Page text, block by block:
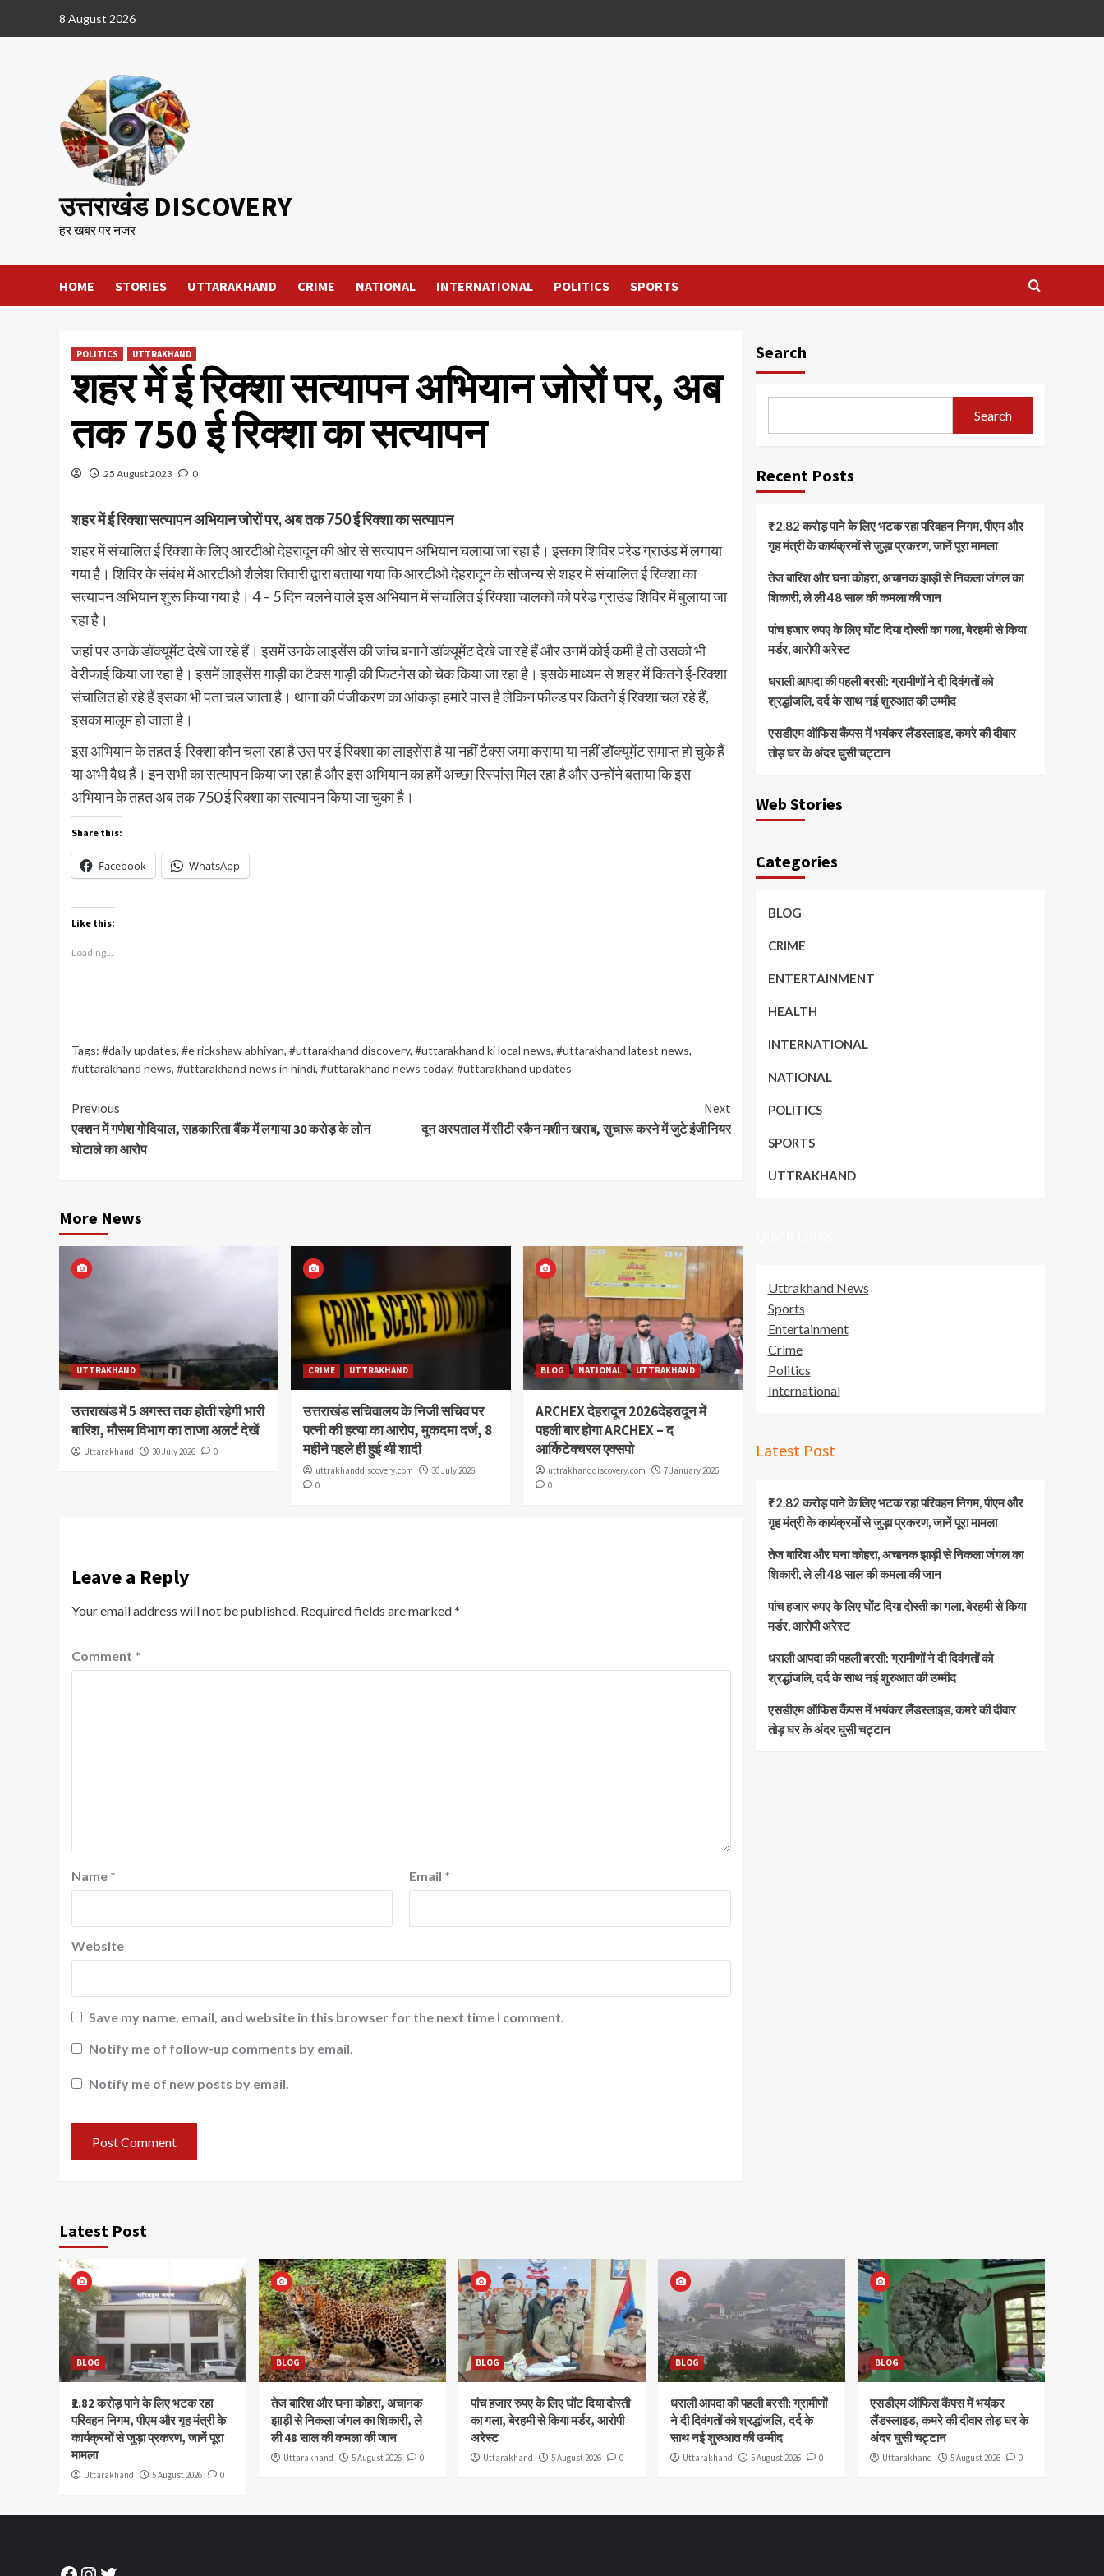
8 August 2026
उत्तराखंड DISCOVERY
हर खबर पर नजर
HOME STORIES UTTARAKHAND CRIME NATIONAL INTERNATIONAL POLITICS SPORTS
POLITICS UTTRAKHAND
शहर में ई रिक्शा सत्यापन अभियान जोरों पर, अब
तक 750 ई रिक्शा का सत्यापन
25 August 2023 0
शहर में ई रिक्शा सत्यापन अभियान जोरों पर, अब तक 750 ई रिक्शा का सत्यापन
शहर में संचालित ई रिक्शा के लिए आरटीओ देहरादून की ओर से सत्यापन अभियान चलाया जा रहा है। इसका शिविर परेड ग्राउंड में लगाया
गया है। शिविर के संबंध में आरटीओ शैलेश तिवारी द्वारा बताया गया कि आरटीओ देहरादून के सौजन्य से शहर में संचालित ई रिक्शा का
सत्यापन अभियान शुरू किया गया है। 4 – 5 दिन चलने वाले इस अभियान में संचालित ई रिक्शा चालकों को परेड ग्राउंड शिविर में बुलाया जा
रहा है।
जहां पर उनके डॉक्यूमेंट देखे जा रहे हैं। इसमें उनके लाइसेंस की जांच बनाने डॉक्यूमेंट देखे जा रहे हैं और उनमें कोई कमी है तो उसको भी
वेरीफाई किया जा रहा है। इसमें लाइसेंस गाड़ी का टैक्स गाड़ी की फिटनेस को चेक किया जा रहा है। इसके माध्यम से शहर में कितने ई-रिक्शा
संचालित हो रहे हैं इसका भी पता चल जाता है। थाना की पंजीकरण का आंकड़ा हमारे पास है लेकिन फील्ड पर कितने ई रिक्शा चल रहे हैं,
इसका मालूम हो जाता है।
इस अभियान के तहत ई-रिक्शा कौन चला रहा है उस पर ई रिक्शा का लाइसेंस है या नहीं टैक्स जमा कराया या नहीं डॉक्यूमेंट समाप्त हो चुके हैं
या अभी वैध हैं। इन सभी का सत्यापन किया जा रहा है और इस अभियान का हमें अच्छा रिस्पांस मिल रहा है और उन्होंने बताया कि इस
अभियान के तहत अब तक 750 ई रिक्शा का सत्यापन किया जा चुका है।
Share this:
Facebook WhatsApp
Like this:
Loading...
Tags: #daily updates, #e rickshaw abhiyan, #uttarakhand discovery, #uttarakhand ki local news, #uttarakhand latest news,
#uttarakhand news, #uttarakhand news in hindi, #uttarakhand news today, #uttarakhand updates
Continue
Reading
Previous
एक्शन में गणेश गोदियाल, सहकारिता बैंक में लगाया 30 करोड़ के लोन
घोटाले का आरोप
Next
दून अस्पताल में सीटी स्कैन मशीन खराब, सुचारू करने में जुटे इंजीनियर
More News
UTTRAKHAND
उत्तराखंड में 5 अगस्त तक होती रहेगी भारी
बारिश, मौसम विभाग का ताजा अलर्ट देखें
Uttarakhand 30 July 2026 0
CRIME UTTRAKHAND
उत्तराखंड सचिवालय के निजी सचिव पर
पत्नी की हत्या का आरोप, मुकदमा दर्ज, 8
महीने पहले ही हुई थी शादी
uttrakhanddiscovery.com
30 July 2026
0
BLOG NATIONAL UTTRAKHAND
ARCHEX देहरादून 2026देहरादून में
पहली बार होगा ARCHEX – द
आर्किटेक्चरल एक्सपो
uttrakhanddiscovery.com
7 January 2026
0
Leave a Reply
Your email address will not be published. Required fields are marked*
Comment *
Name * Email *
Website
Save my name, email, and website in this browser for the next time I comment.
Notify me of follow-up comments by email.
Notify me of new posts by email.
Search
Search
Recent Posts
₹2.82 करोड़ पाने के लिए भटक रहा परिवहन निगम, पीएम और
गृह मंत्री के कार्यक्रमों से जुड़ा प्रकरण, जानें पूरा मामला
तेज बारिश और घना कोहरा, अचानक झाड़ी से निकला जंगल का
शिकारी, ले ली 48 साल की कमला की जान
पांच हजार रुपए के लिए घोंट दिया दोस्ती का गला, बेरहमी से किया
मर्डर, आरोपी अरेस्ट
धराली आपदा की पहली बरसी: ग्रामीणों ने दी दिवंगतों को
श्रद्धांजलि, दर्द के साथ नई शुरुआत की उम्मीद
एसडीएम ऑफिस कैंपस में भयंकर लैंडस्लाइड, कमरे की दीवार
तोड़ घर के अंदर घुसी चट्टान
Web Stories
Categories
BLOG
CRIME
ENTERTAINMENT
HEALTH
INTERNATIONAL
NATIONAL
POLITICS
SPORTS
UTTRAKHAND
Uttrakhand News
Sports
Entertainment
Crime
Politics
International
Latest Post
₹2.82 करोड़ पाने के लिए भटक रहा परिवहन निगम, पीएम और
गृह मंत्री के कार्यक्रमों से जुड़ा प्रकरण, जानें पूरा मामला
तेज बारिश और घना कोहरा, अचानक झाड़ी से निकला जंगल का
शिकारी, ले ली 48 साल की कमला की जान
पांच हजार रुपए के लिए घोंट दिया दोस्ती का गला, बेरहमी से किया
मर्डर, आरोपी अरेस्ट
धराली आपदा की पहली बरसी: ग्रामीणों ने दी दिवंगतों को
श्रद्धांजलि, दर्द के साथ नई शुरुआत की उम्मीद
एसडीएम ऑफिस कैंपस में भयंकर लैंडस्लाइड, कमरे की दीवार
तोड़ घर के अंदर घुसी चट्टान
Latest Post
BLOG
₹2.82 करोड़ पाने के लिए भटक रहा
परिवहन निगम, पीएम और गृह मंत्री के
कार्यक्रमों से जुड़ा प्रकरण, जानें पूरा
मामला
Uttarakhand 5 August 2026 0
BLOG
तेज बारिश और घना कोहरा, अचानक
झाड़ी से निकला जंगल का शिकारी, ले
ली 48 साल की कमला की जान
Uttarakhand 5 August 2026 0
BLOG
पांच हजार रुपए के लिए घोंट दिया दोस्ती
का गला, बेरहमी से किया मर्डर, आरोपी
अरेस्ट
Uttarakhand 5 August 2026 0
BLOG
धराली आपदा की पहली बरसी: ग्रामीणों
ने दी दिवंगतों को श्रद्धांजलि, दर्द के
साथ नई शुरुआत की उम्मीद
Uttarakhand 5 August 2026 0
BLOG
एसडीएम ऑफिस कैंपस में भयंकर
लैंडस्लाइड, कमरे की दीवार तोड़ घर के
अंदर घुसी चट्टान
Uttarakhand 5 August 2026 0